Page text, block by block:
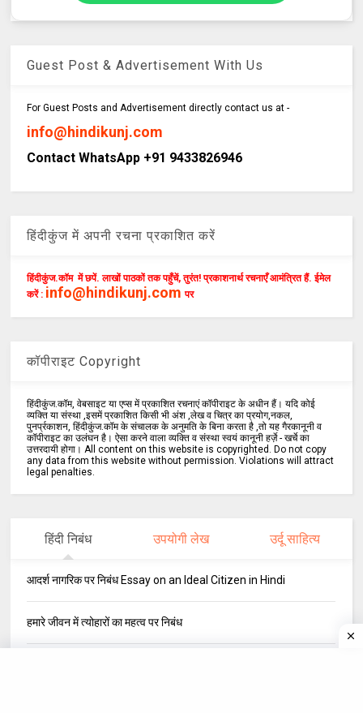
Guest Post & Advertisement With Us
For Guest Posts and Advertisement directly contact us at -
info@hindikunj.com
Contact WhatsApp +91 9433826946
हिंदीकुंज में अपनी रचना प्रकाशित करें
हिंदीकुंज.कॉम में छपें. लाखों पाठकों तक पहुँचें, तुरंत! प्रकाशनार्थ रचनाएँ आमंत्रित हैं. ईमेल
करें : info@hindikunj.com पर
कॉपीराइट Copyright
हिंदीकुंज.कॉम, वेबसाइट या एप्स में प्रकाशित रचनाएं कॉपीराइट के अधीन हैं। यदि कोई
व्यक्ति या संस्था ,इसमें प्रकाशित किसी भी अंश ,लेख व चित्र का प्रयोग,नकल,
पुनर्प्रकाशन, हिंदीकुंज.कॉम के संचालक के अनुमति के बिना करता है ,तो यह गैरकानूनी व
कॉपीराइट का उलंघन है। ऐसा करने वाला व्यक्ति व संस्था स्वयं कानूनी हर्ज़े - खर्चे का
उत्तरदायी होगा। All content on this website is copyrighted. Do not copy
any data from this website without permission. Violations will attract
legal penalties.
हिंदी निबंध उपयोगी लेख उर्दू साहित्य
आदर्श नागरिक पर निबंध Essay on an Ideal Citizen in Hindi
हमारे जीवन में त्योहारों का महत्व पर निबंध